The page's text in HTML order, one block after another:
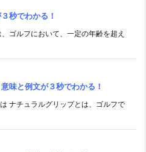
秒でわかる！
ゴルフにおいて、一定の年齢を超え
味と例文が３秒でわかる！
ナチュラルグリップとは、ゴルフで